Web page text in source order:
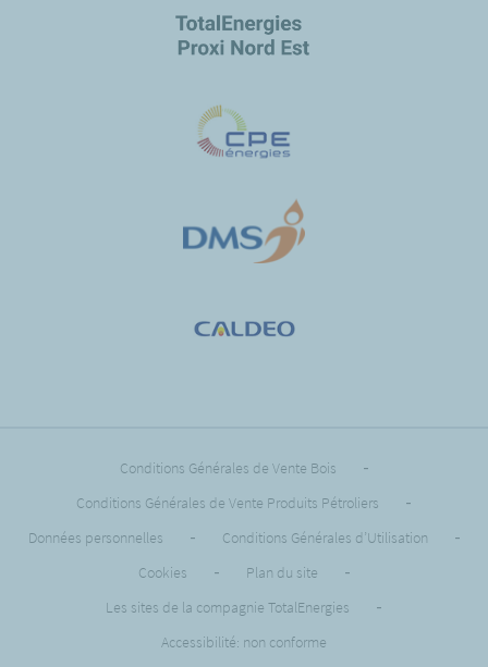
Conditions Générales de Vente Bois -
Conditions Générales de Vente Produits Pétroliers -
Données personnelles - Conditions Générales d’Utilisation -
Cookies - Plan du site -
Les sites de la compagnie TotalEnergies -
Accessibilité: non conforme